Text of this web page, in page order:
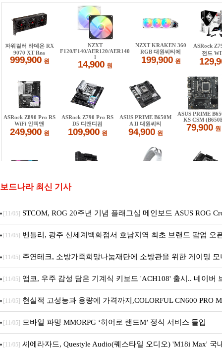
보드나라 최신 기사
[11/05] STCOM, ROG 20주년 기념 플래그십 메인보드 ASUS ROG
X870E EDITION 20 국내 출시 예정
[11/05] 벤틀리, 광주 신세계백화점서 호남지역 최초 브랜드 팝업 오
[11/05] 주연테크, 소방가족희망나눔재단에 소방관을 위한 게이밍 모
트 펫 침대 기부
[11/05] 앱코, 우주 감성 담은 기계식 키보드 'ACH108' 출시.. 네이버
이 기획전 진행
[11/05] 현실적 고성능과 용량에 가격까지,COLORFUL CN600 PRO
디앤디컴 1TB
[11/05] 모바일 파밍 MMORPG ‘히어로 랜드M’ 정식 서비스 돌입
[11/05] 셰에라자드, Questyle Audio(퀘스타일 오디오) 'M18i Max' 국